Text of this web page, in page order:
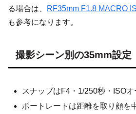
る場合は、
RF35mm F1.8 MACRO
も参考になります。
撮影シーン別の35mm設定
スナップはF4・1/250秒・ISO
ポートレートは距離を取り顔を